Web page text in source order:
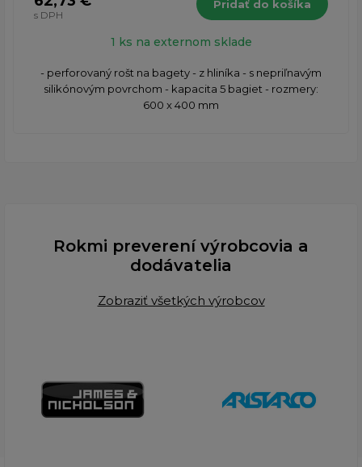
s DPH
Pridať do košíka
1 ks na externom sklade
- perforovaný rošt na bagety - z hliníka - s nepriľnavým
silikónovým povrchom - kapacita 5 bagiet - rozmery:
600 x 400 mm
Rokmi preverení výrobcovia a
dodávatelia
Zobraziť všetkých výrobcov